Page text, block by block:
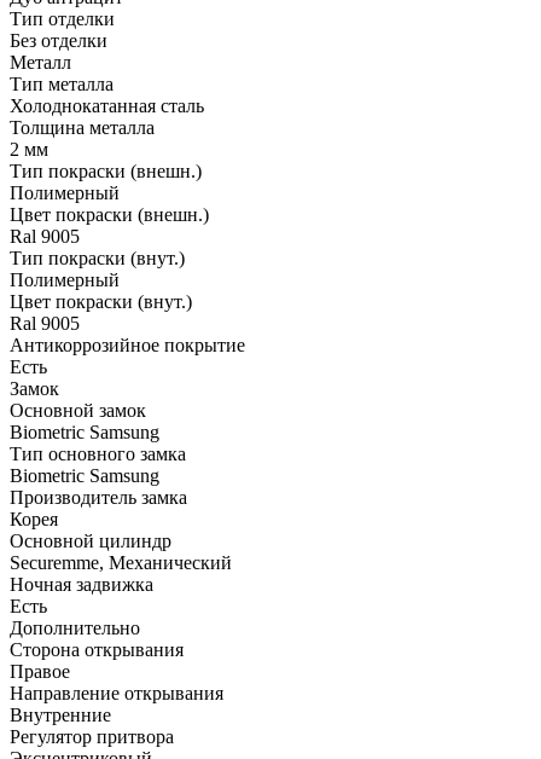
Тип отделки
Без отделки
Металл
Тип металла
Холоднокатанная сталь
Толщина металла
2 мм
Тип покраски (внешн.)
Полимерный
Цвет покраски (внешн.)
Ral 9005
Тип покраски (внут.)
Полимерный
Цвет покраски (внут.)
Ral 9005
Антикоррозийное покрытие
Есть
Замок
Основной замок
Biometric Samsung
Тип основного замка
Biometric Samsung
Производитель замка
Корея
Основной цилиндр
Securemme, Механический
Ночная задвижка
Есть
Дополнительно
Сторона открывания
Правое
Направление открывания
Внутренние
Регулятор притвора